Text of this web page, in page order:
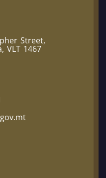
Street,
VLT 1467